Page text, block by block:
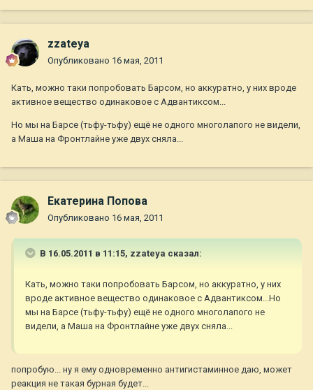
zzateya
Опубликовано 16 мая, 2011
Кать, можно таки попробовать Барсом, но аккуратно, у них вроде
активное вещество одинаковое с Адвантиксом...
Но мы на Барсе (тьфу-тьфу) ещё не одного многолапого не видели,
а Маша на Фронтлайне уже двух сняла...
Екатерина Попова
Опубликовано 16 мая, 2011
В 16.05.2011 в 11:15, zzateya сказал:
Кать, можно таки попробовать Барсом, но аккуратно, у них
вроде активное вещество одинаковое с Адвантиксом...Но
мы на Барсе (тьфу-тьфу) ещё не одного многолапого не
видели, а Маша на Фронтлайне уже двух сняла...
попробую... ну я ему одновременно антигистаминное даю, может
реакция не такая бурная будет...